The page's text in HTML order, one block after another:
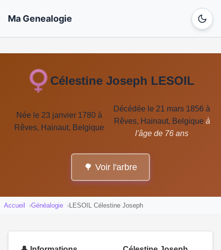
Ma Genealogie
Célestine Joseph LESOIL
Née le 23 janvier 1780 à
Rêves, Hainaut, Belgique
Décédée le 21 mars 1856 à
Rêves, Hainaut, Belgique à
l'âge de 76 ans
🌳 Voir l'arbre
Accueil Généalogie LESOIL Célestine Joseph